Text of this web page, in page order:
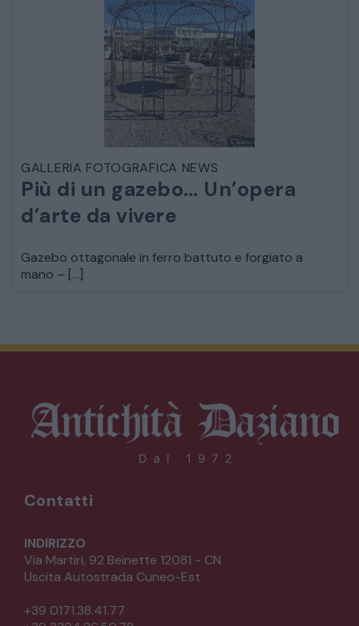
STRUMENTI MUSICALI
VEICOLI D’EPOCA
GALLERIA FOTOGRAFICA NEWS
Più di un gazebo… Un’opera
d’arte da vivere
Gazebo ottagonale in ferro battuto e forgiato a
mano – […]
Contatti
INDIRIZZO
Via Martiri, 92 Beinette 12081 - CN
Uscita Autostrada Cuneo-Est
+39 0171.38.41.77